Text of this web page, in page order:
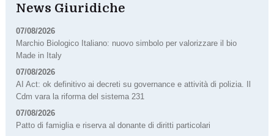
News Giuridiche
07/08/2026
Marchio Biologico Italiano: nuovo simbolo per valorizzare il bio
Made in Italy
07/08/2026
AI Act: ok definitivo ai decreti su governance e attività di polizia. Il
Cdm vara la riforma del sistema 231
07/08/2026
Patto di famiglia e riserva al donante di diritti particolari